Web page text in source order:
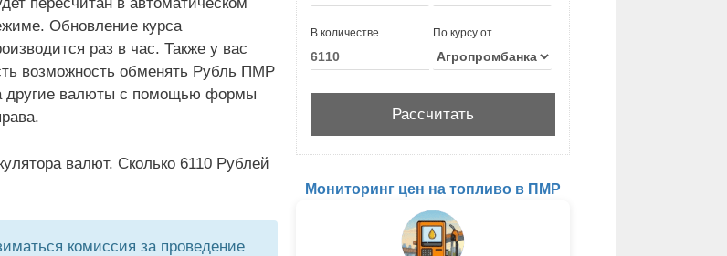
Обновление курса
раз в час. Также у вас
возможность обменять Рубль ПМР
другие валюты с помощью формы
валют. Сколько 6110 Рублей
комиссия за проведение
В количестве По курсу от
Мониторинг цен на топливо в ПМР